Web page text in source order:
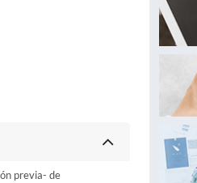
previa- de